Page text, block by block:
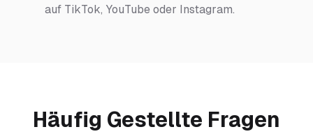
auf TikTok, YouTube oder Instagram.
Häufig Gestellte Fragen